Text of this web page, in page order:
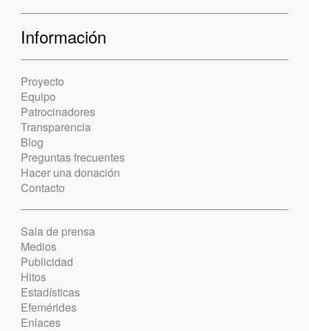
Información
Proyecto
Equipo
Patrocinadores
Transparencia
Blog
Preguntas frecuentes
Hacer una donación
Contacto
Sala de prensa
Medios
Publicidad
Hitos
Estadísticas
Efemérides
Enlaces